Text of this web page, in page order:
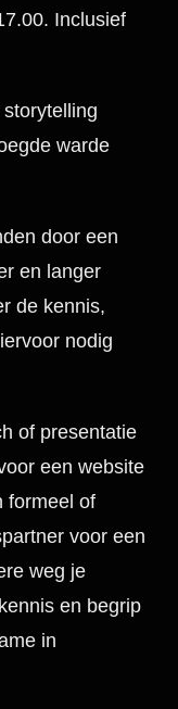
Inclusief
warde
door een
en langer
de kennis,
nodig
of presentatie
een website
formeel of
voor een
weg je
en begrip
in